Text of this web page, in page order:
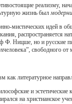
реализму,
жизнь был
мистических идей в
распространяется
Ф. Ницше, но и русские
свободного
как литературное
и
на христианское